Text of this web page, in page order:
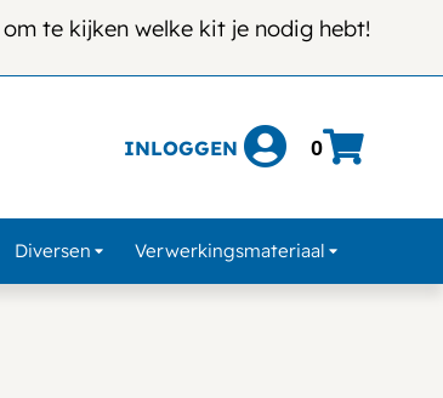
om te kijken welke kit je nodig hebt!
INLOGGEN 0
Diversen Verwerkingsmateriaal